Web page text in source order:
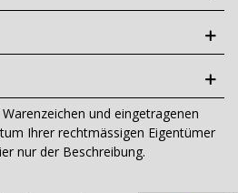
und eingetragenen
Ihrer rechtmässigen Eigentümer
nur der Beschreibung.